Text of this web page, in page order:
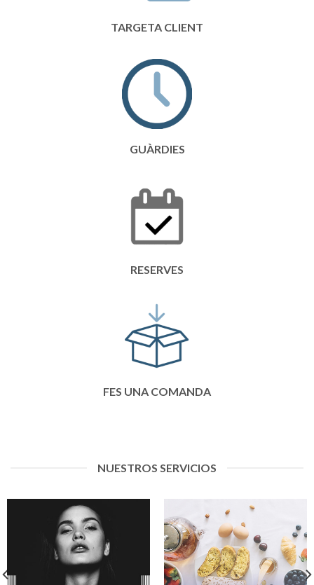
TARGETA CLIENT
GUÀRDIES
RESERVES
FES UNA COMANDA
NUESTROS SERVICIOS